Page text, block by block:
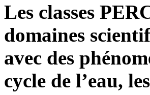
Les classes
domaines
avec des
cycle de l’eau,